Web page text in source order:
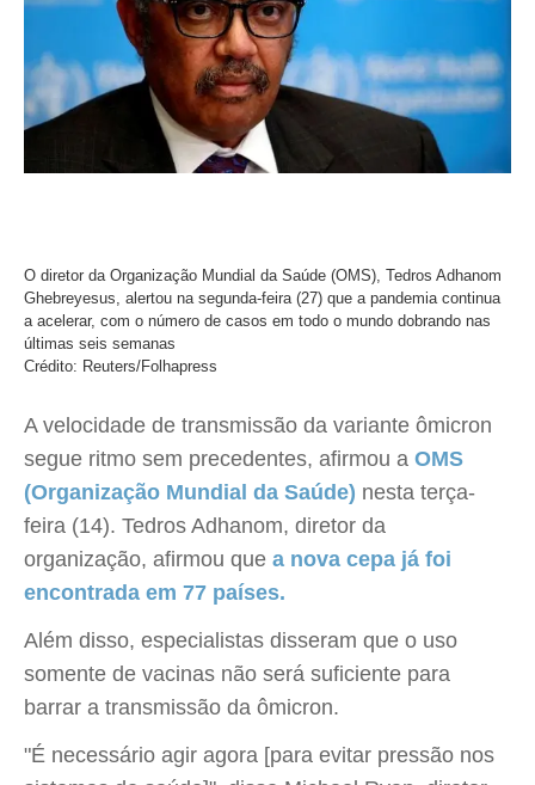
O diretor da Organização Mundial da Saúde (OMS), Tedros Adhanom
Ghebreyesus, alertou na segunda-feira (27) que a pandemia continua
a acelerar, com o número de casos em todo o mundo dobrando nas
últimas seis semanas
Crédito: Reuters/Folhapress
A velocidade de transmissão da variante ômicron
segue ritmo sem precedentes, afirmou a OMS
(Organização Mundial da Saúde) nesta terça-
feira (14). Tedros Adhanom, diretor da
organização, afirmou que a nova cepa já foi
encontrada em 77 países.
Além disso, especialistas disseram que o uso
somente de vacinas não será suficiente para
barrar a transmissão da ômicron.
"É necessário agir agora [para evitar pressão nos